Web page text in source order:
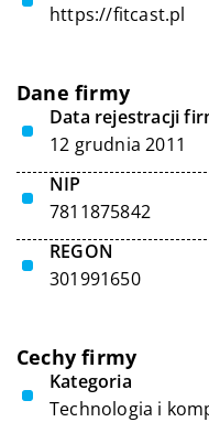
https://fitcast.pl
Dane firmy
Data rejestracji
12 grudnia 2011
NIP
7811875842
REGON
301991650
Cechy firmy
Kategoria
Technologia i